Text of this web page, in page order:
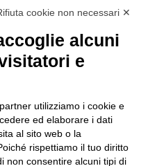
unico socio
- 23100 Sondrio
SO-36426
i.v.
cookie non necessari ✕
alcuni
e
utilizziamo i cookie e
ed elaborare i dati
al sito web o la
rispettiamo il tuo diritto
non consentire alcuni tipi di